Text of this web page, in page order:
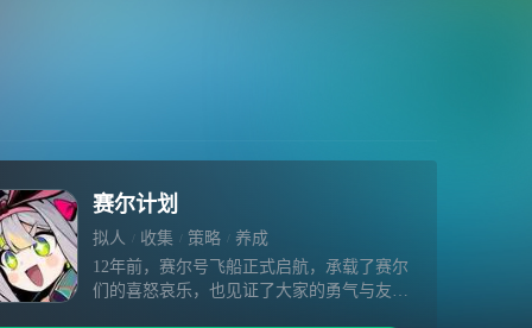
赛尔计划
拟人 收集 策略
养成
12年前，赛尔号飞船正式启航，承载了赛尔
们的喜怒哀乐，也见证了大家的勇气与友